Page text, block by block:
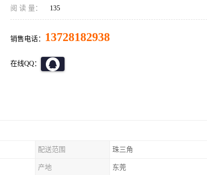
阅 读 量： 135
销售电话： 13728182938
在线QQ：
配送范围 珠三角
产地 东莞